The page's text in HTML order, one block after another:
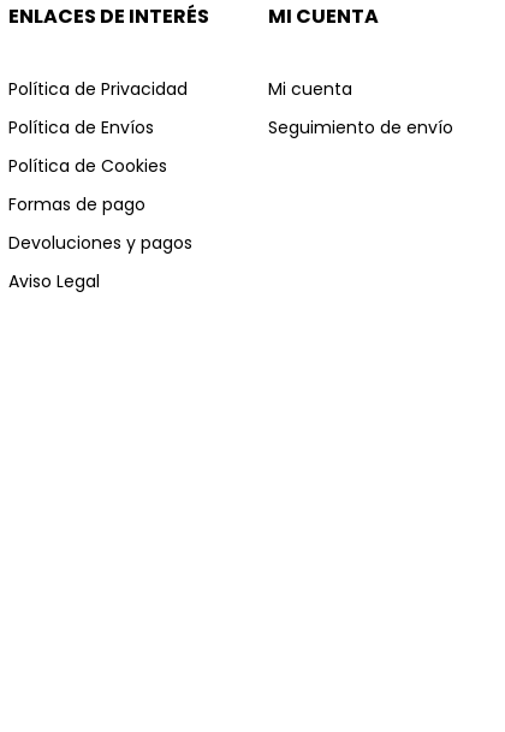
ENLACES DE INTERÉS
Política de Privacidad
Política de Envíos
Política de Cookies
Formas de pago
Devoluciones y pagos
Aviso Legal
MI CUENTA
Mi cuenta
Seguimiento de envío